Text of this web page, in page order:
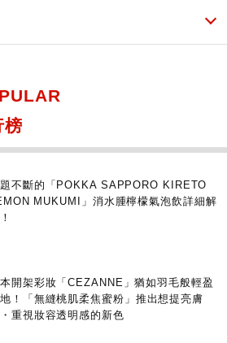
Depart～
榜
不斷的「POKKA SAPPORO KIRETO
MUKUMI」消水腫檸檬氣泡飲詳細解
本開架彩妝「CEZANNE」猶如羽毛般輕盈
！「無縫桃肌柔焦蜜粉」推出想提亮膚
重視妝容透明感的新色